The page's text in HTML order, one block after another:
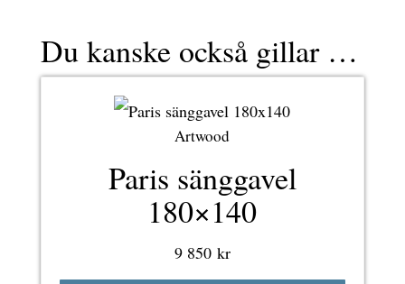
Du kanske också gillar …
Artwood
Paris sänggavel
180×140
9 850 kr